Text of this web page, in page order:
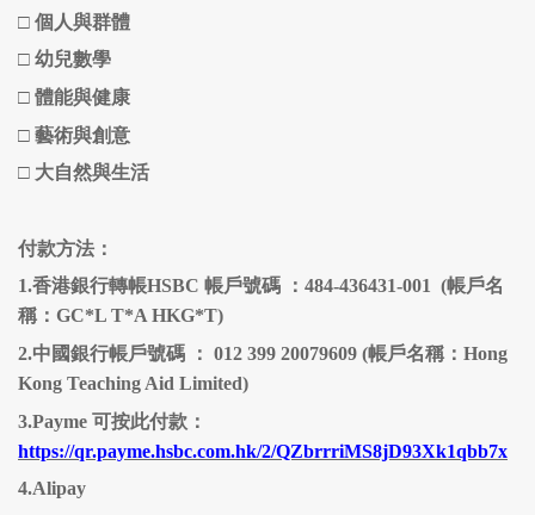
□ 個人與群體
□ 幼兒數學
□ 體能與健康
□ 藝術與創意
□ 大自然與生活
付款方法：
1.香港銀行轉帳HSBC 帳戶號碼 ：484-436431-001 (帳戶名
稱：GC*L T*A HKG*T)
2.中國銀行帳戶號碼 ： 012 399 20079609 (帳戶名稱：Hong
Kong Teaching Aid Limited)
3.Payme 可按此付款：
https://qr.payme.hsbc.com.hk/2/QZbrrriMS8jD93Xk1qbb7x
4.Alipay